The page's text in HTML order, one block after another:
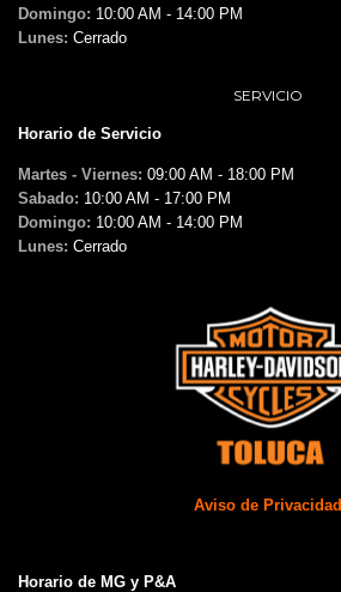
Domingo: 10:00 AM - 14:00 PM
Lunes: Cerrado
SERVICIO
Horario de Servicio
Martes - Viernes: 09:00 AM - 18:00 PM
Sabado: 10:00 AM - 17:00 PM
Domingo: 10:00 AM - 14:00 PM
Lunes: Cerrado
Aviso de Privacidad
Horario de MG y P&A